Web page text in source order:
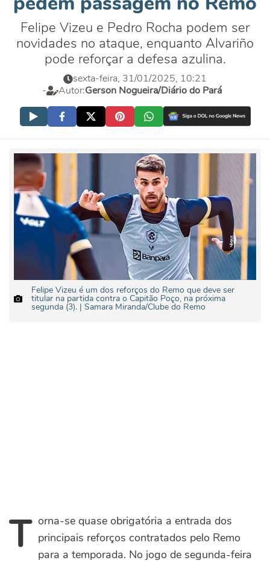
Felipe Vizeu e Pedro Rocha podem ser
novidades no ataque, enquanto Alvariño
pode reforçar a defesa azulina.
sexta-feira, 31/01/2025, 10:21
-
Autor:Gerson Nogueira/Diário do Pará
Felipe Vizeu é um dos reforços do Remo que deve ser
titular na partida contra o Capitão Poço, na próxima
segunda (3). | Samara Miranda/Clube do Remo
Torna-se quase obrigatória a entrada dos
principais reforços contratados pelo Remo
para a temporada. No jogo de segunda-feira